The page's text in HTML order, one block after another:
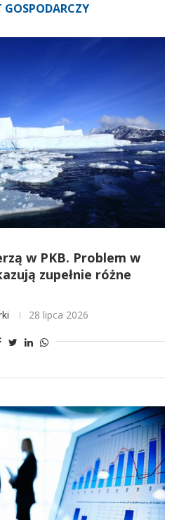
GOSPODARCZY
w PKB. Problem w
zupełnie różne
28 lipca 2026